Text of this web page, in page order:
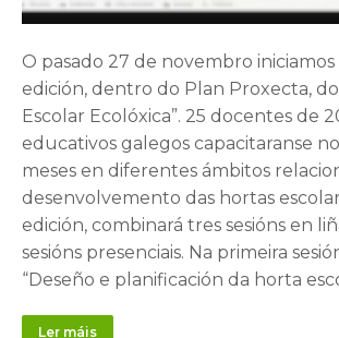
O pasado 27 de novembro
edición, dentro do Plan Proxecta,
Escolar Ecolóxica”. 25 docentes de
educativos galegos capacitaranse
meses en diferentes ámbitos
desenvolvemento das hortas
edición, combinará tres sesións en
sesións presenciais. Na primeira
“Deseño e planificación da horta
Ler máis